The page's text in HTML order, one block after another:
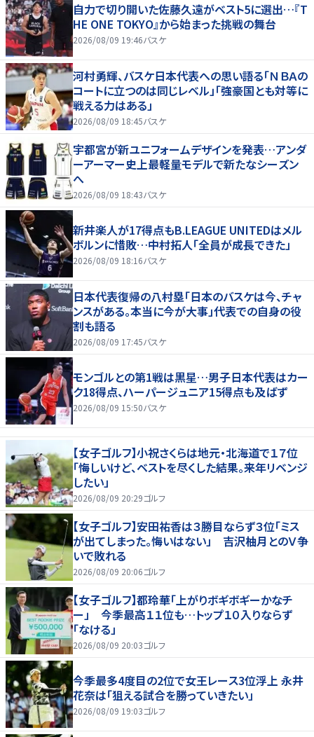
自力で切り開いた佐藤久遠がベスト5に選出…『T
HE ONE TOKYO』から始まった挑戦の舞台
2026/08/09 19:46バスケ
河村勇輝、バスケ日本代表への思い語る「ＮＢＡの
コートに立つのは同じレベル」「強豪国とも対等に
戦える力はある」
2026/08/09 18:45バスケ
宇都宮が新ユニフォームデザインを発表…アンダ
ーアーマー史上最軽量モデルで新たなシーズン
へ
2026/08/09 18:43バスケ
新井楽人が17得点もB.LEAGUE UNITEDはメル
ボルンに惜敗…中村拓人「全員が成長できた」
2026/08/09 18:16バスケ
日本代表復帰の八村塁「日本のバスケは今、チャ
ンスがある。本当に今が大事」代表での自身の役
割も語る
2026/08/09 17:45バスケ
モンゴルとの第1戦は黒星…男子日本代表はカー
ク18得点、ハーパージュニア15得点も及ばず
2026/08/09 15:50バスケ
【女子ゴルフ】小祝さくらは地元・北海道で１７位
「悔しいけど、ベストを尽くした結果。来年リベンジ
したい」
2026/08/09 20:29ゴルフ
【女子ゴルフ】安田祐香は３勝目ならず３位「ミス
が出てしまった。悔いはない」 吉沢柚月とのＶ争
いで敗れる
2026/08/09 20:06ゴルフ
【女子ゴルフ】都玲華「上がりボギボギーかなチ
ー」 今季最高１１位も…トップ１０入りならず
「なける」
2026/08/09 20:03ゴルフ
今季最多4度目の2位で女王レース3位浮上 永井
花奈は「狙える試合を勝っていきたい」
2026/08/09 19:03ゴルフ